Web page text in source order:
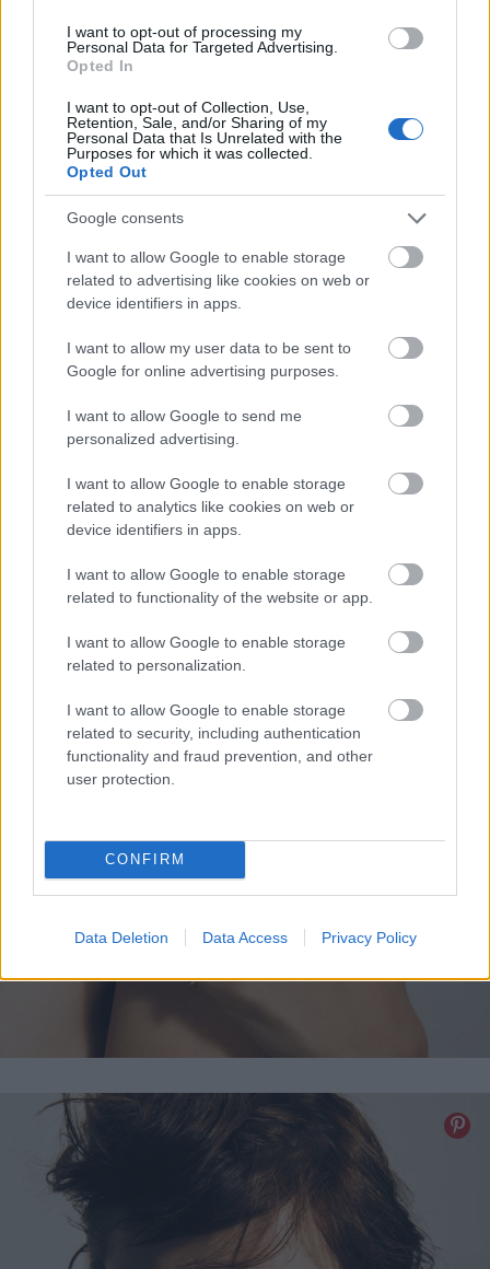
I want to opt-out of processing my
Personal Data for Targeted Advertising.
Opted In
I want to opt-out of Collection, Use,
Retention, Sale, and/or Sharing of my
Personal Data that Is Unrelated with the
Purposes for which it was collected.
Opted Out
Google consents
I want to allow Google to enable storage
related to advertising like cookies on web or
device identifiers in apps.
I want to allow my user data to be sent to
Google for online advertising purposes.
I want to allow Google to send me
personalized advertising.
I want to allow Google to enable storage
related to analytics like cookies on web or
device identifiers in apps.
I want to allow Google to enable storage
related to functionality of the website or app.
I want to allow Google to enable storage
related to personalization.
I want to allow Google to enable storage
related to security, including authentication
functionality and fraud prevention, and other
user protection.
CONFIRM
Data Deletion Data Access Privacy Policy